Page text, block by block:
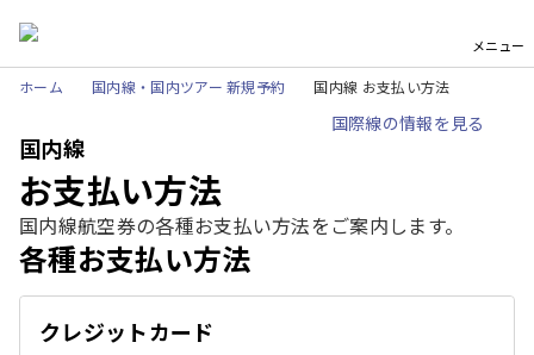
メニュー
ホーム 国内線・国内ツアー 新規予約 国内線 お支払い方法
国際線の情報を見る
国内線
お支払い方法
国内線航空券の各種お支払い方法をご案内します。
各種お支払い方法
クレジットカード